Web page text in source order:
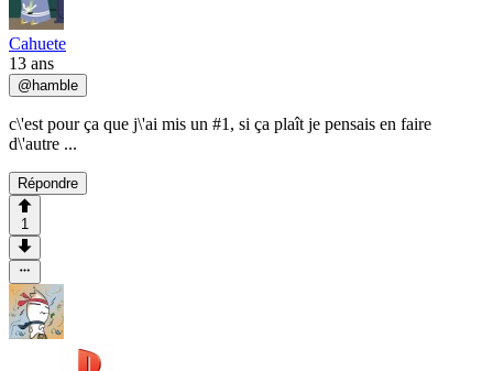
Cahuete
13 ans
@hamble
c\'est pour ça que j\'ai mis un #1, si ça plaît je pensais en faire
d\'autre ...
Répondre
1